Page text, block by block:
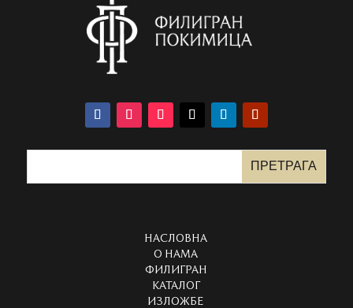
НАСЛОВНА
О НАМА
ФИЛИГРАН
КАТАЛОГ
ИЗЛОЖБЕ